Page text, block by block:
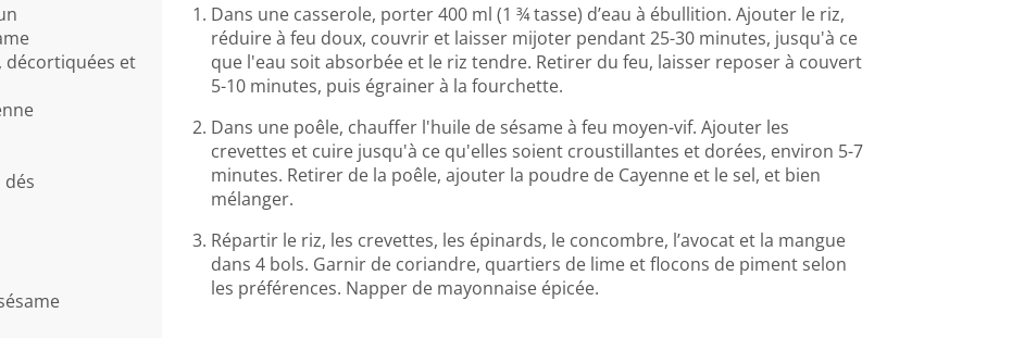
décortiquées et
dés
Dans une casserole, porter 400 ml (1 ¾ tasse) d’eau à ébullition. Ajouter le riz,
réduire à feu doux, couvrir et laisser mijoter pendant 25-30 minutes, jusqu'à ce
que l'eau soit absorbée et le riz tendre. Retirer du feu, laisser reposer à couvert
5-10 minutes, puis égrainer à la fourchette.
Dans une poêle, chauffer l'huile de sésame à feu moyen-vif. Ajouter les
crevettes et cuire jusqu'à ce qu'elles soient croustillantes et dorées, environ 5-7
minutes. Retirer de la poêle, ajouter la poudre de Cayenne et le sel, et bien
mélanger.
Répartir le riz, les crevettes, les épinards, le concombre, l’avocat et la mangue
dans 4 bols. Garnir de coriandre, quartiers de lime et flocons de piment selon
les préférences. Napper de mayonnaise épicée.